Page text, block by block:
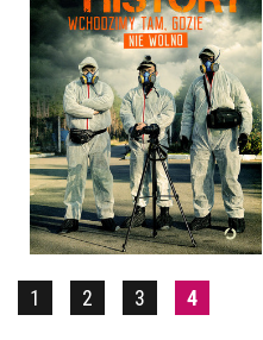
URBEX HISTORY
ŁUKASZ DĄBROWSKI,
KONRAD NIEDZIUŁKA, JAKUB
STANKOWSKI
OPRAWA MIĘKKA ZE SKRZYDEŁKAMI
44,90 ZŁ
1 2 3 4